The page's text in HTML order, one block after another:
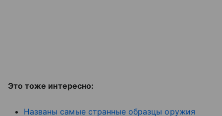
Это тоже интересно:
Названы самые странные образцы оружия